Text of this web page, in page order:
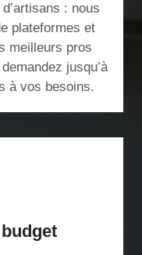
: nous
plateformes et
meilleurs pros
jusqu’à
à vos besoins.